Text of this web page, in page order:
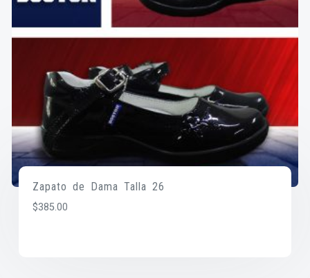
Zapato de Dama Talla 26
$385.00